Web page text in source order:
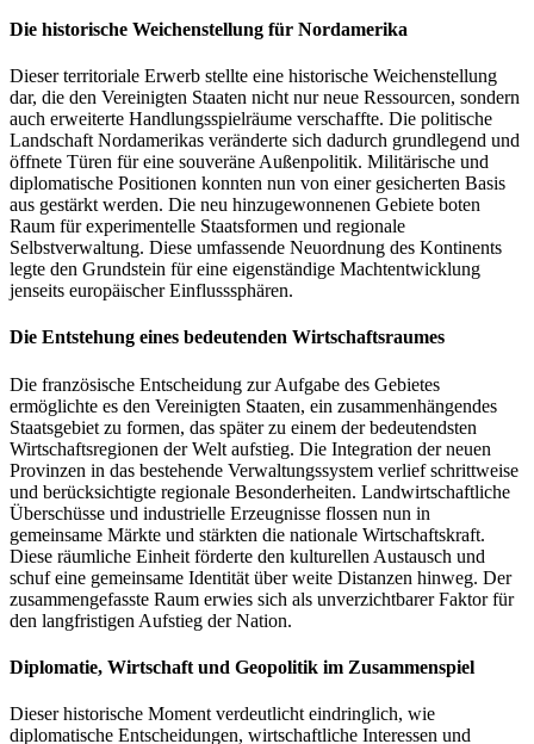
Die historische Weichenstellung für Nordamerika
Dieser territoriale Erwerb stellte eine historische Weichenstellung
dar, die den Vereinigten Staaten nicht nur neue Ressourcen, sondern
auch erweiterte Handlungsspielräume verschaffte. Die politische
Landschaft Nordamerikas veränderte sich dadurch grundlegend und
öffnete Türen für eine souveräne Außenpolitik. Militärische und
diplomatische Positionen konnten nun von einer gesicherten Basis
aus gestärkt werden. Die neu hinzugewonnenen Gebiete boten
Raum für experimentelle Staatsformen und regionale
Selbstverwaltung. Diese umfassende Neuordnung des Kontinents
legte den Grundstein für eine eigenständige Machtentwicklung
jenseits europäischer Einflusssphären.
Die Entstehung eines bedeutenden Wirtschaftsraumes
Die französische Entscheidung zur Aufgabe des Gebietes
ermöglichte es den Vereinigten Staaten, ein zusammenhängendes
Staatsgebiet zu formen, das später zu einem der bedeutendsten
Wirtschaftsregionen der Welt aufstieg. Die Integration der neuen
Provinzen in das bestehende Verwaltungssystem verlief schrittweise
und berücksichtigte regionale Besonderheiten. Landwirtschaftliche
Überschüsse und industrielle Erzeugnisse flossen nun in
gemeinsame Märkte und stärkten die nationale Wirtschaftskraft.
Diese räumliche Einheit förderte den kulturellen Austausch und
schuf eine gemeinsame Identität über weite Distanzen hinweg. Der
zusammengefasste Raum erwies sich als unverzichtbarer Faktor für
den langfristigen Aufstieg der Nation.
Diplomatie, Wirtschaft und Geopolitik im Zusammenspiel
Dieser historische Moment verdeutlicht eindringlich, wie
diplomatische Entscheidungen, wirtschaftliche Interessen und